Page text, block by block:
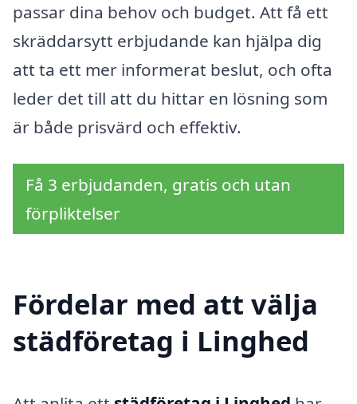
passar dina behov och budget. Att få ett
skräddarsytt erbjudande kan hjälpa dig
att ta ett mer informerat beslut, och ofta
leder det till att du hittar en lösning som
är både prisvärd och effektiv.
Få 3 erbjudanden, gratis och utan
förpliktelser
Fördelar med att välja
städföretag i Linghed